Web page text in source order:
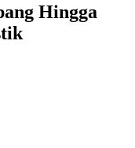
Hingga